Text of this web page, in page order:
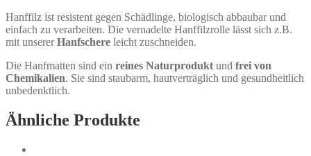
Hanffilz ist resistent gegen Schädlinge, biologisch abbaubar und
einfach zu verarbeiten. Die vernadelte Hanffilzrolle lässt sich z.B.
mit unsererHanfschere leicht zuschneiden.
Die Hanfmatten sind ein reines Naturprodukt und frei von
Chemikalien. Sie sind staubarm, hautverträglich und gesundheitlich
unbedenktlich.
Ähnliche Produkte